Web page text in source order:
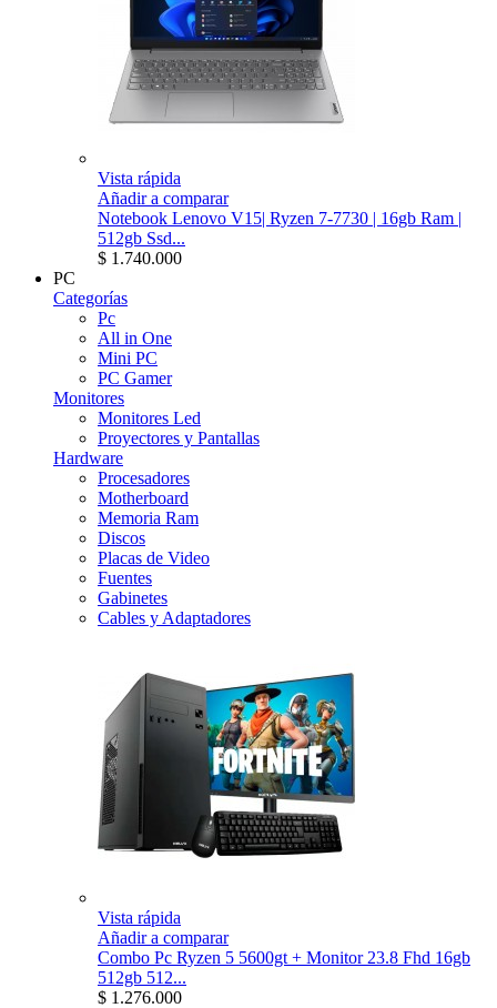
Vista rápida
Añadir a comparar
Notebook Lenovo V15| Ryzen 7-7730 | 16gb Ram |
512gb Ssd...
$ 1.740.000
PC
Categorías
Pc
All in One
Mini PC
PC Gamer
Monitores
Monitores Led
Proyectores y Pantallas
Hardware
Procesadores
Motherboard
Memoria Ram
Discos
Placas de Video
Fuentes
Gabinetes
Cables y Adaptadores
Vista rápida
Añadir a comparar
Combo Pc Ryzen 5 5600gt + Monitor 23.8 Fhd 16gb
512gb 512...
$ 1.276.000